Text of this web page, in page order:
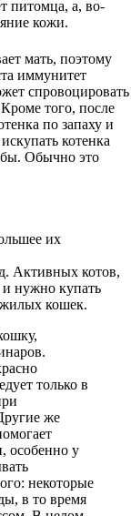
питомца, а, во-
кожи.
мать, поэтому
иммунитет
спровоцировать
того, после
по запаху и
котенка
Обычно это
их
Активных котов,
нужно купать
кошек.
только в
же
особенно у
некоторые
в то время